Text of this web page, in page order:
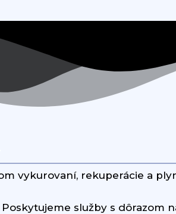
vykurovaní, rekuperácie a
služby s dôrazom